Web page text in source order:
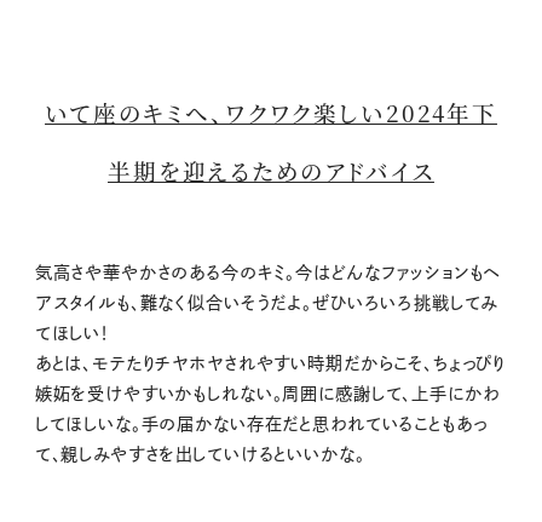
いて座のキミへ、ワクワク楽しい2024年下
半期を迎えるためのアドバイス
気高さや華やかさのある今のキミ。今はどんなファッションもヘ
アスタイルも、難なく似合いそうだよ。ぜひいろいろ挑戦してみ
てほしい！
あとは、モテたりチヤホヤされやすい時期だからこそ、ちょっぴり
嫉妬を受けやすいかもしれない。周囲に感謝して、上手にかわ
してほしいな。手の届かない存在だと思われていることもあっ
て、親しみやすさを出していけるといいかな。